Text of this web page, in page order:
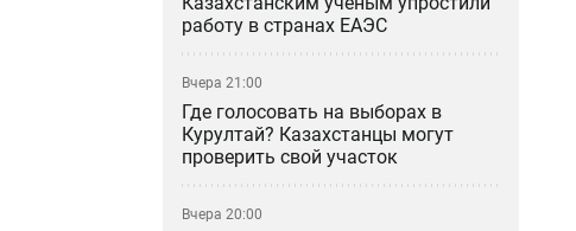
работу в странах ЕАЭС
Вчера 21:00
Где голосовать на выборах в
Курултай? Казахстанцы могут
проверить свой участок
Вчера 20:00